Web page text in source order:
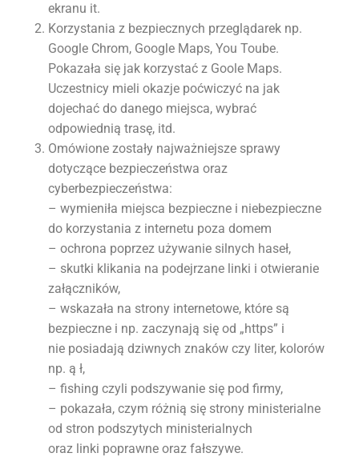
ekranu it.
Korzystania z bezpiecznych przeglądarek np.
Google Chrom, Google Maps, You Toube.
Pokazała się jak korzystać z Goole Maps.
Uczestnicy mieli okazje poćwiczyć na jak
dojechać do danego miejsca, wybrać
odpowiednią trasę, itd.
Omówione zostały najważniejsze sprawy
dotyczące bezpieczeństwa oraz
cyberbezpieczeństwa:
– wymieniła miejsca bezpieczne i niebezpieczne
do korzystania z internetu poza domem
– ochrona poprzez używanie silnych haseł,
– skutki klikania na podejrzane linki i otwieranie
załączników,
– wskazała na strony internetowe, które są
bezpieczne i np. zaczynają się od „https” i
nie posiadają dziwnych znaków czy liter, kolorów
np. ą ł,
– fishing czyli podszywanie się pod firmy,
– pokazała, czym różnią się strony ministerialne
od stron podszytych ministerialnych
oraz linki poprawne oraz fałszywe.